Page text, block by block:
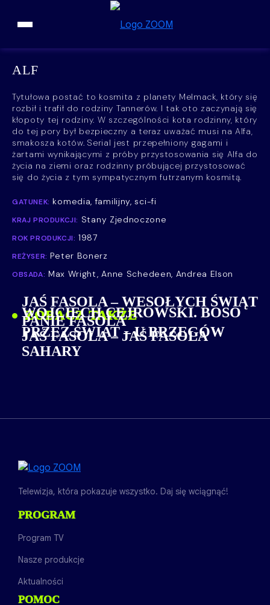
ALF
Tytułowa postać to kosmita z planety Melmack, który się
rozbił i trafił do rodziny Tannerów. I tak oto zaczynają się
kłopoty tej rodziny. W szczególności kota rodzinny, który
do tej pory był bezpieczny a teraz uważać musi na Alfa,
smakosza kotów. Serial jest przepełniony gagami i
żartami wynikającymi z próby przystosowania się Alfa do
życia na ziemi oraz rodzinny próbującej przystosować
się do życia z tym sympatycznym futrzanym kosmitą.
GATUNEK: komedia, familijny, sci-fi
KRAJ PRODUKCJI: Stany Zjednoczone
ROK PRODUKCJI: 1987
REŻYSER: Peter Bonerz
OBSADA: Max Wright, Anne Schedeen, Andrea Elson
ZOBACZ TAKŻE
JAŚ FASOLA – WESOŁYCH ŚWIĄT
PANIE FASOLA
JAŚ FASOLA – JAŚ FASOLA
WOJCIECH CEJROWSKI. BOSO
PRZEZ ŚWIAT – U BRZEGÓW
SAHARY
Telewizja, która pokazuje wszystko. Daj się wciągnąć!
PROGRAM
Program TV
Nasze produkcje
Aktualności
POMOC